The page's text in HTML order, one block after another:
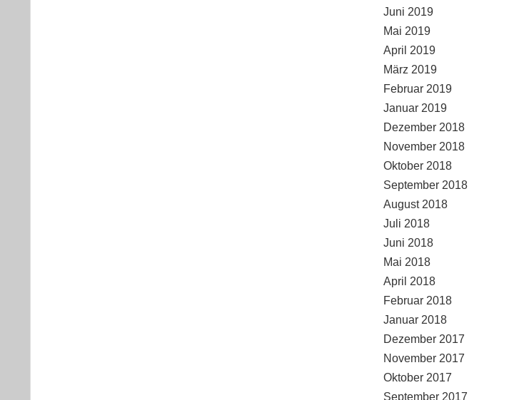
Juni 2019
Mai 2019
April 2019
März 2019
Februar 2019
Januar 2019
Dezember 2018
November 2018
Oktober 2018
September 2018
August 2018
Juli 2018
Juni 2018
Mai 2018
April 2018
Februar 2018
Januar 2018
Dezember 2017
November 2017
Oktober 2017
September 2017